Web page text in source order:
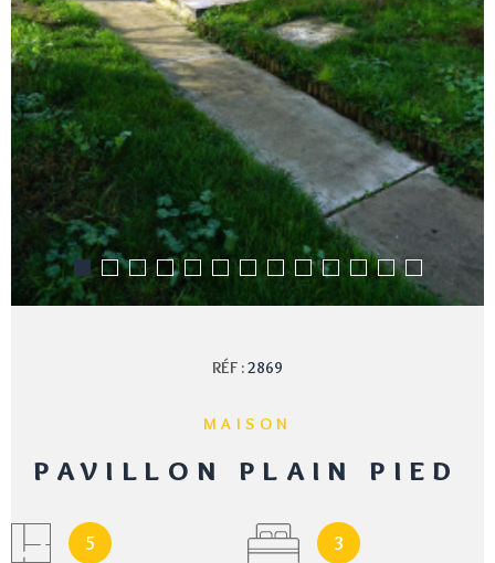
RÉF :2869
MAISON
PAVILLON PLAIN PIED
5 3